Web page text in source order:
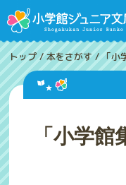
トップ /本をさがす /「小
「小学